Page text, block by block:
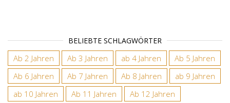
BELIEBTE SCHLAGWÖRTER
Ab 2 Jahren Ab 3 Jahren ab 4 Jahren
Ab 5 Jahren
Ab 6 Jahren
Ab 7 Jahren Ab 8 Jahren
ab 9 Jahren
ab 10 Jahren
Ab 11 Jahren
Ab 12 Jahren